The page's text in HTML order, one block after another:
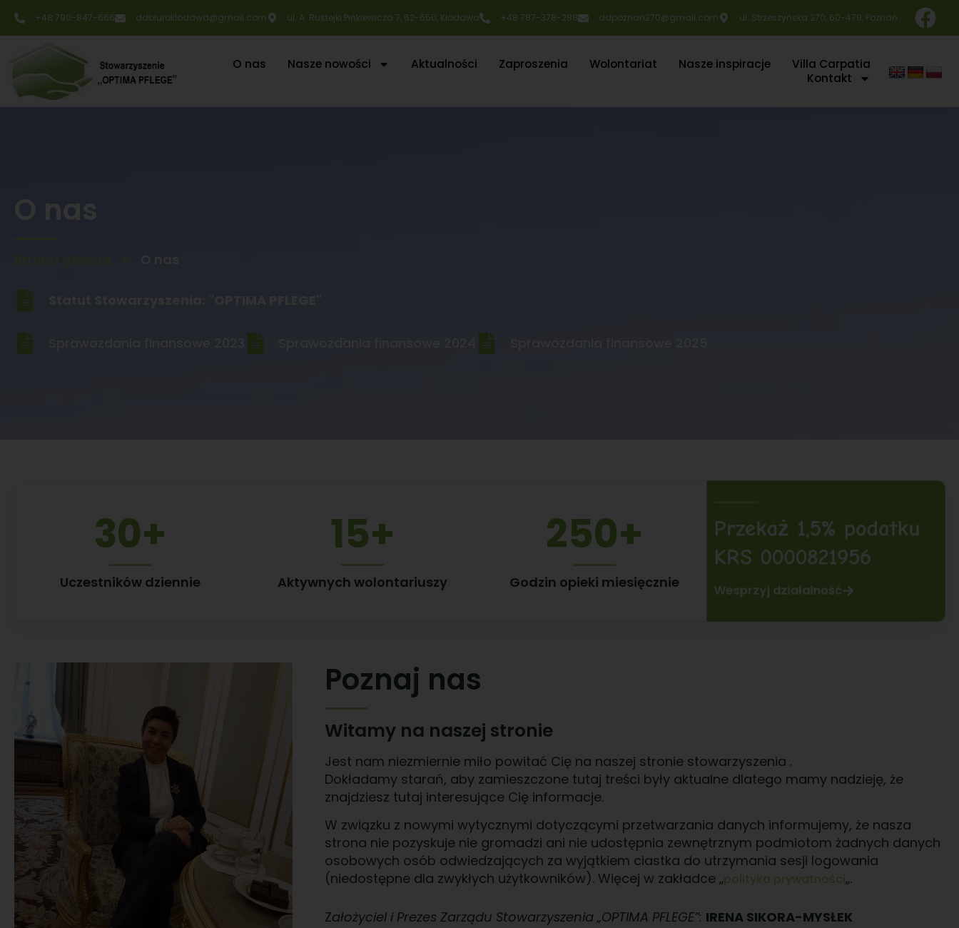
+48 790-847-666 ddbiuroklodawa@gmail.com ul. A. Rustejki Pińkiewicza 7, 62-650, Kłodawa +48 787-378-288 ddpoznan270@gmail.com ul. Strzeszyńska 270, 60-479, Poznań
O nas Nasze nowości Aktualności Zaproszenia Wolontariat Nasze inspiracje
Villa Carpatia
Kontakt
30+
Uczestników dziennie
15+
Aktywnych wolontariuszy
250+
Godzin opieki miesięcznie
Przekaż 1,5% podatku
KRS 0000821956
Wesprzyj działalność
Poznaj nas
Witamy na naszej stronie
Jest nam niezmiernie miło powitać Cię na naszej stronie stowarzyszenia .
Dokładamy starań, aby zamieszczone tutaj treści były aktualne dlatego mamy nadzieję, że
znajdziesz tutaj interesujące Cię informacje.
W związku z nowymi wytycznymi dotyczącymi przetwarzania danych informujemy, że nasza
strona nie pozyskuje nie gromadzi ani nie udostępnia zewnętrznym podmiotom żadnych danych
osobowych osób odwiedzających za wyjątkiem ciastka do utrzymania sesji logowania
(niedostępne dla zwykłych użytkowników). Więcej w zakładce „polityka prywatności„.
Założyciel i Prezes Zarządu Stowarzyszenia „OPTIMA PFLEGE”: IRENA SIKORA-MYSŁEK